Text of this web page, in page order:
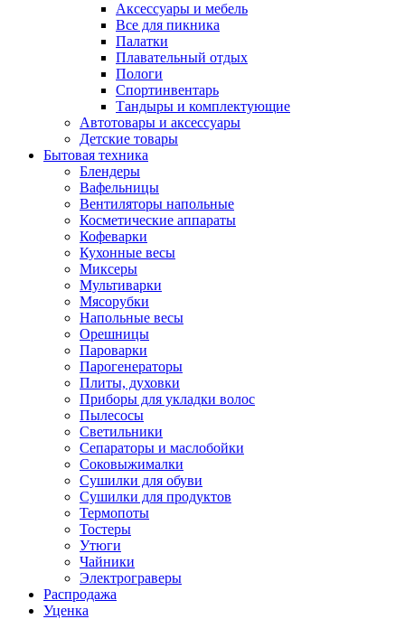
Аксессуары и мебель
Все для пикника
Палатки
Плавательный отдых
Пологи
Спортинвентарь
Тандыры и комплектующие
Автотовары и аксессуары
Детские товары
Бытовая техника
Блендеры
Вафельницы
Вентиляторы напольные
Косметические аппараты
Кофеварки
Кухонные весы
Миксеры
Мультиварки
Мясорубки
Напольные весы
Орешницы
Пароварки
Парогенераторы
Плиты, духовки
Приборы для укладки волос
Пылесосы
Светильники
Сепараторы и маслобойки
Соковыжималки
Сушилки для обуви
Сушилки для продуктов
Термопоты
Тостеры
Утюги
Чайники
Электрограверы
Распродажа
Уценка